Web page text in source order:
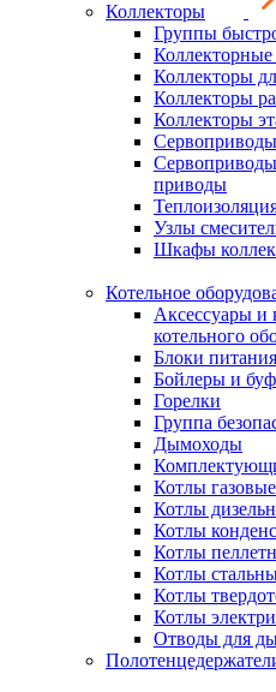
Коллекторы
Группы
Коллекторы
Коллекторы
Коллекторы
Сервоприводы
приводы
Узлы
Шкафы
Котельное
Аксессуары и
котельного
Блоки
Бойлеры и
Горелки
Группа
Дымоходы
Котлы газовые
Котлы
Котлы
Котлы
Котлы
Котлы
Котлы
Отводы для